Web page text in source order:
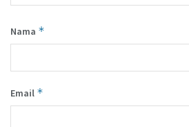
Nama *
Email *